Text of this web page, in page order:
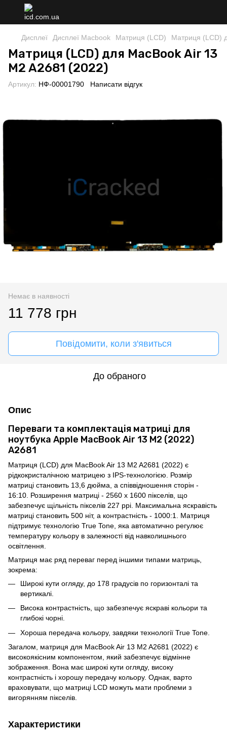
Дисплеї Дисплеї Macbook Матриця (LCD) Матриця (LCD)
Матриця (LCD) для MacBook Air 13
M2 A2681 (2022)
Артикул: НФ-00001790 Написати відгук
Немає в наявності
11 778 грн
Повідомити, коли з'явиться
До обраного
Опис
Переваги та комплектація матриці для
ноутбука Apple MacBook Air 13 M2 (2022)
A2681
Матриця (LCD) для MacBook Air 13 M2 A2681 (2022) є
рідкокристалічною матрицею з IPS-технологією. Розмір
матриці становить 13,6 дюйма, а співвідношення сторін -
16:10. Розширення матриці - 2560 x 1600 пікселів, що
забезпечує щільність пікселів 227 ppi. Максимальна яскравість
матриці становить 500 ніт, а контрастність - 1000:1. Матриця
підтримує технологію True Tone, яка автоматично регулює
температуру кольору в залежності від навколишнього
освітлення.
Матриця має ряд переваг перед іншими типами матриць,
зокрема:
Широкі кути огляду, до 178 градусів по горизонталі та
вертикалі.
Висока контрастність, що забезпечує яскраві кольори та
глибокі чорні.
Хороша передача кольору, завдяки технології True Tone.
Загалом, матриця для MacBook Air 13 M2 A2681 (2022) є
високоякісним компонентом, який забезпечує відмінне
зображення. Вона має широкі кути огляду, високу
контрастність і хорошу передачу кольору. Однак, варто
враховувати, що матриці LCD можуть мати проблеми з
вигорянням пікселів.
Характеристики